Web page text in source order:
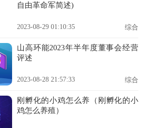
自由革命军简述)
2023-08-29 01:10:35 综合
山高环能2023年半年度董事会经营
评述
2023-08-28 21:57:33 综合
刚孵化的小鸡怎么养（刚孵化的小
鸡怎么养殖）